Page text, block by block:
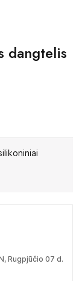
dangtelis
Rugpjūčio 07 d.